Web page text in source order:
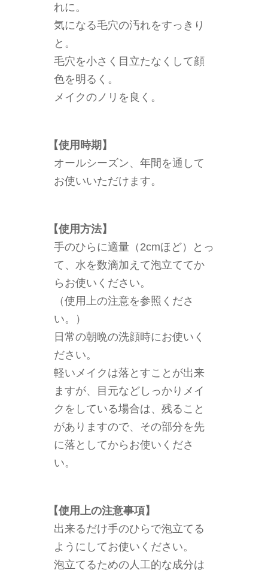
れに。
気になる毛穴の汚れをすっきり
と。
毛穴を小さく目立たなくして顔
色を明るく。
メイクのノリを良く。
【使用時期】
オールシーズン、年間を通して
お使いいただけます。
【使用方法】
手のひらに適量（2cmほど）とっ
て、水を数滴加えて泡立ててか
らお使いください。
（使用上の注意を参照くださ
い。）
日常の朝晩の洗顔時にお使いく
ださい。
軽いメイクは落とすことが出来
ますが、目元などしっかりメイ
クをしている場合は、残ること
がありますので、その部分を先
に落としてからお使いくださ
い。
【使用上の注意事項】
出来るだけ手のひらで泡立てる
ようにしてお使いください。
泡立てるための人工的な成分は